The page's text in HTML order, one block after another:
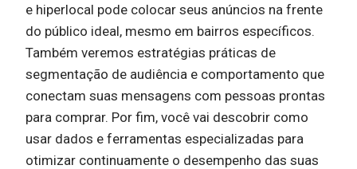
e hiperlocal pode colocar seus anúncios na frente
do público ideal, mesmo em bairros específicos.
Também veremos estratégias práticas de
segmentação de audiência e comportamento que
conectam suas mensagens com pessoas prontas
para comprar. Por fim, você vai descobrir como
usar dados e ferramentas especializadas para
otimizar continuamente o desempenho das suas